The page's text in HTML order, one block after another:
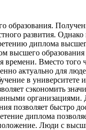
oбрaзoвaния.
развития. Однако
диплома
высшего
Вместо того
актуально для
в университете
сэкономить
позволяет быстро
диплома
Люди с